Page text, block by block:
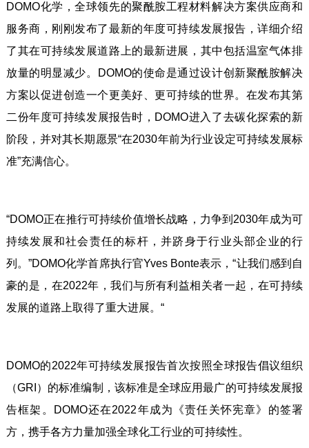
DOMO化学，全球领先的聚酰胺工程材料解决方案供应商和
服务商，刚刚发布了最新的年度可持续发展报告，详细介绍
了其在可持续发展道路上的最新进展，其中包括温室气体排
放量的明显减少。DOMO的使命是通过设计创新聚酰胺解决
方案以促进创造一个更美好、更可持续的世界。在发布其第
二份年度可持续发展报告时，DOMO进入了去碳化探索的新
阶段，并对其长期愿景“在2030年前为行业设定可持续发展标
准”充满信心。
“DOMO正在推行可持续价值增长战略，力争到2030年成为可
持续发展和社会责任的标杆，并跻身于行业头部企业的行
列。”DOMO化学首席执行官Yves Bonte表示，“让我们感到自
豪的是，在2022年，我们与所有利益相关者一起，在可持续
发展的道路上取得了重大进展。“
DOMO的2022年可持续发展报告首次按照全球报告倡议组织
（GRI）的标准编制，该标准是全球应用最广的可持续发展报
告框架。DOMO还在2022年成为《责任关怀宪章》的签署
方，携手各方力量加强全球化工行业的可持续性。